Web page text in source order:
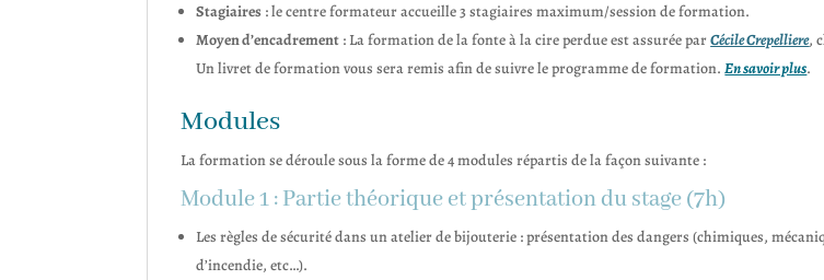
Stagiaires : le centre formateur accueille 3 stagiaires maximum/session de formation.
Moyen d’encadrement : La formation de la fonte à la cire perdue est assurée parCécile Crepelliere,
Un livret de formation vous sera remis afin de suivre le programme de formation.En savoir plus.
Modules
La formation se déroule sous la forme de 4 modules répartis de la façon suivante :
Module 1 : Partie théorique et présentation du stage (7h)
Les règles de sécurité dans un atelier de bijouterie : présentation des dangers (chimiques,
d’incendie, etc…).